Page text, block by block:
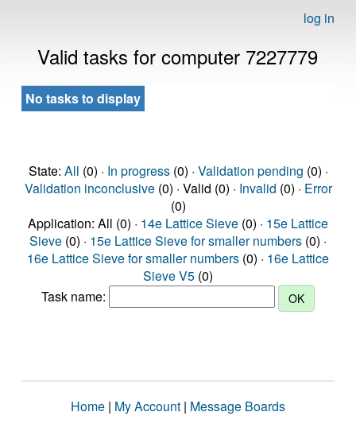
log in
Valid tasks for computer 7227779
No tasks to display
State: All (0) · In progress(0) · Validation pending (0) ·
Validation inconclusive(0) · Valid (0) · Invalid (0) · Error
(0)
Application: All (0) · 14e Lattice Sieve (0) · 15e Lattice
Sieve (0) · 15e Lattice Sieve for smaller numbers (0) ·
16e Lattice Sieve for smaller numbers (0) · 16e Lattice
Sieve V5 (0)
Task name:
Home | My Account | Message Boards